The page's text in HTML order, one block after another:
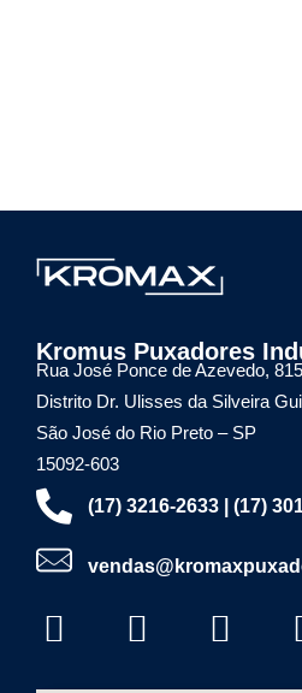
Kromax Puxadores
Kromus Puxadores
Rua José Ponce de Azevedo, 815
Distrito Dr. Ulisses da Silveira
São José do Rio Preto – SP
15092-603
(17) 3216-2633 | (17)